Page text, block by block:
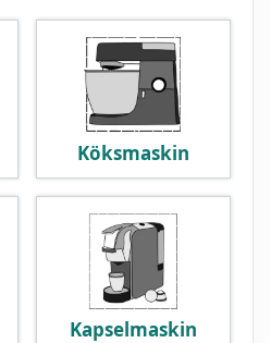
Köksmaskin
Kapselmaskin